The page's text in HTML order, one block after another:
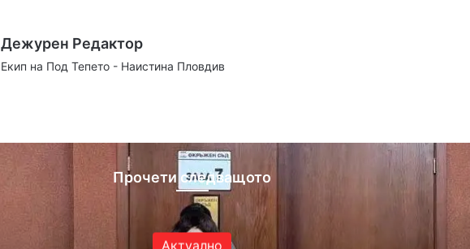
Дежурен Редактор
Екип на Под Тепето - Наистина Пловдив
Прочети следващото
Актуално